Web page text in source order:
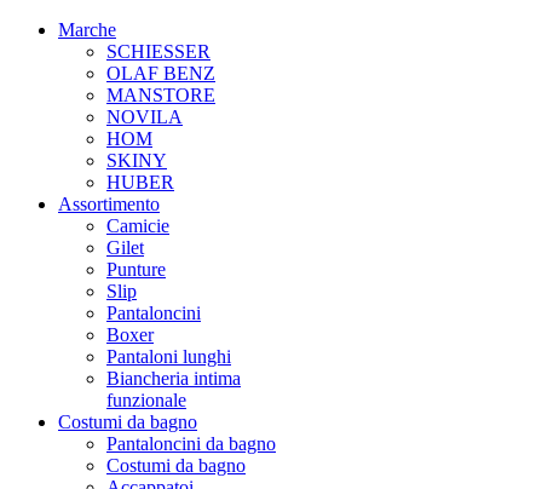
Marche
SCHIESSER
OLAF BENZ
MANSTORE
NOVILA
HOM
SKINY
HUBER
Assortimento
Camicie
Gilet
Punture
Slip
Pantaloncini
Boxer
Pantaloni lunghi
Biancheria intima
funzionale
Costumi da bagno
Pantaloncini da bagno
Costumi da bagno